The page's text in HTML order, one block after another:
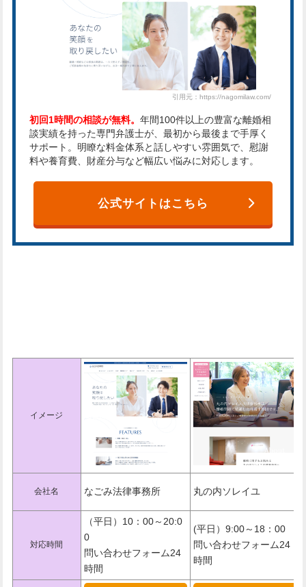
引用元：https://nagomilaw.com/
初回1時間の相談が無料。 年間100件以上の豊富な離婚相
談実績を持った専門弁護士が、最初から最後まで手厚く
サポート。明瞭な料金体系と話しやすい雰囲気で、慰謝
料や養育費、財産分与など幅広い悩みに対応します。
公式サイトはこちら
イメージ
会社名 なごみ法律事務所 丸の内ソレイユ
対応時間
（平日）10：00～20:0
0
問い合わせフォーム24
時間
(平日）9:00～18：00
問い合わせフォーム24
時間